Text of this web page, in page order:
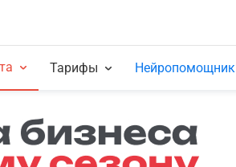
Тарифы Нейропомощник